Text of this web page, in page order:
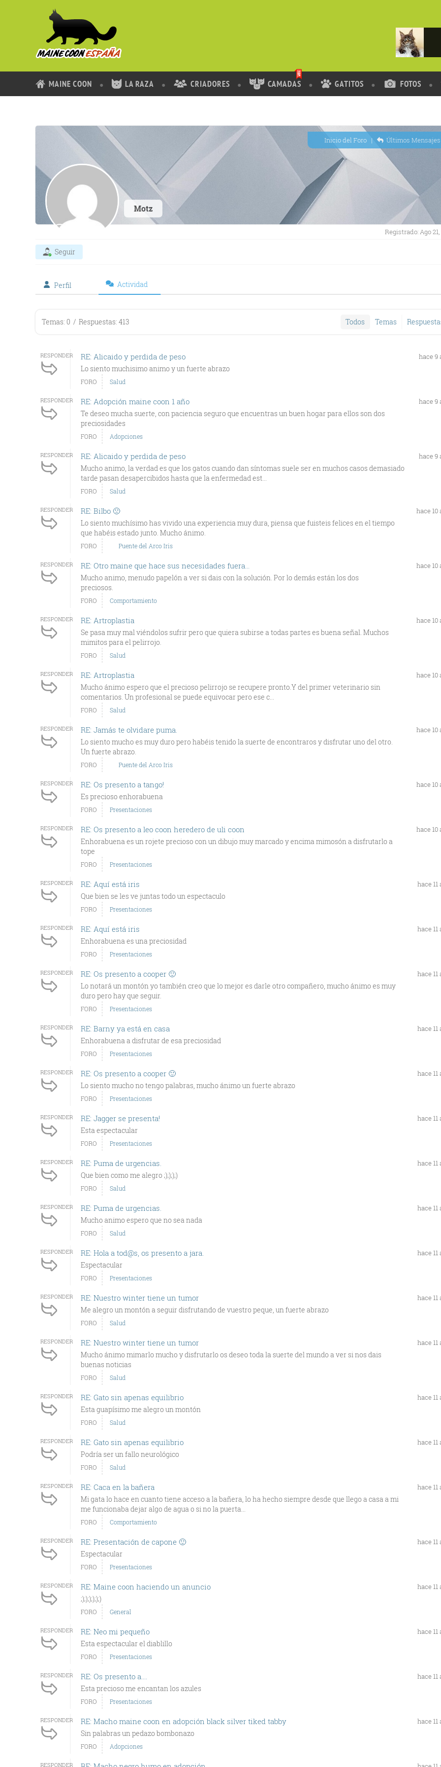
MAINE COON LA RAZA CRIADORES CAMADAS GATITOS FOTOS
Motz
Inicio del Foro| Últimos Mensajes
Registrado: Ago 21,
Seguir
Perfil Actividad
Temas: 0 / Respuestas: 413 Todos Temas
RESPONDER RE: Alicaido y perdida de peso
Lo siento muchisimo animo y un fuerte abrazo
hace 9
FORO Salud
RESPONDER RE: Adopción maine coon 1 año
Te deseo mucha suerte, con paciencia seguro que encuentras un buen hogar para ellos son dos
preciosidades
hace 9
FORO Adopciones
RESPONDER RE: Alicaido y perdida de peso
Mucho animo, la verdad es que los gatos cuando dan síntomas suele ser en muchos casos demasiado
tarde pasan desapercibidos hasta que la enfermedad est...
hace 9
FORO Salud
RESPONDER RE: Bilbo 🙁
Lo siento muchísimo has vivido una experiencia muy dura, piensa que fuisteis felices en el tiempo
que habéis estado junto. Mucho ánimo.
hace 10
FORO Puente del Arco Iris
RESPONDER RE: Otro maine que hace sus necesidades fuera...
Mucho animo, menudo papelón a ver si dais con la solución. Por lo demás están los dos
preciosos.
hace 10
FORO Comportamiento
RESPONDER RE: Artroplastia
Se pasa muy mal viéndolos sufrir pero que quiera subirse a todas partes es buena señal. Muchos
mimitos para el pelirrojo.
hace 10
FORO Salud
RESPONDER RE: Artroplastia
Mucho ánimo espero que el precioso pelirrojo se recupere pronto.Y del primer veterinario sin
comentarios. Un profesional se puede equivocar pero ese c...
hace 10
FORO Salud
RESPONDER RE: Jamás te olvidare puma.
Lo siento mucho es muy duro pero habéis tenido la suerte de encontraros y disfrutar uno del otro.
Un fuerte abrazo.
hace 10
FORO Puente del Arco Iris
RESPONDER RE: Os presento a tango!
Es precioso enhorabuena
hace 10
FORO Presentaciones
RESPONDER RE: Os presento a leo coon heredero de uli coon
Enhorabuena es un rojete precioso con un dibujo muy marcado y encima mimosón a disfrutarlo a
tope
hace 10
FORO Presentaciones
RESPONDER RE: Aquí está iris
Que bien se les ve juntas todo un espectaculo
hace 11
FORO Presentaciones
RESPONDER RE: Aquí está iris
Enhorabuena es una preciosidad
hace 11
FORO Presentaciones
RESPONDER RE: Os presento a cooper 🙂
Lo notará un montón yo también creo que lo mejor es darle otro compañero, mucho ánimo es muy
duro pero hay que seguir.
hace 11
FORO Presentaciones
RESPONDER RE: Barny ya está en casa
Enhorabuena a disfrutar de esa preciosidad
hace 11
FORO Presentaciones
RESPONDER RE: Os presento a cooper 🙂
Lo siento mucho no tengo palabras, mucho ánimo un fuerte abrazo
hace 11
FORO Presentaciones
RESPONDER RE: Jagger se presenta!
Esta espectacular
hace 11
FORO Presentaciones
RESPONDER RE: Puma de urgencias.
Que bien como me alegro ;);););)
hace 11
FORO Salud
RESPONDER RE: Puma de urgencias.
Mucho animo espero que no sea nada
hace 11
FORO Salud
RESPONDER RE: Hola a tod@s, os presento a jara.
Espectacular
hace 11
FORO Presentaciones
RESPONDER RE: Nuestro winter tiene un tumor
Me alegro un montón a seguir disfrutando de vuestro peque, un fuerte abrazo
hace 11
FORO Salud
RESPONDER RE: Nuestro winter tiene un tumor
Mucho ánimo mimarlo mucho y disfrutarlo os deseo toda la suerte del mundo a ver si nos dais
buenas noticias
hace 11
FORO Salud
RESPONDER RE: Gato sin apenas equilibrio
Esta guapísimo me alegro un montón
hace 11
FORO Salud
RESPONDER RE: Gato sin apenas equilibrio
Podría ser un fallo neurológico
hace 11
FORO Salud
RESPONDER RE: Caca en la bañera
Mi gata lo hace en cuanto tiene acceso a la bañera, lo ha hecho siempre desde que llego a casa a mi
me funcionaba dejar algo de agua o si no la puerta...
hace 11
FORO Comportamiento
RESPONDER RE: Presentación de capone 🙂
Espectacular
hace 11
FORO Presentaciones
RESPONDER RE: Maine coon haciendo un anuncio
;);););););)
hace 11
FORO General
RESPONDER RE: Neo mi pequeño
Esta espectacular el diablillo
hace 11
FORO Presentaciones
RESPONDER RE: Os presento a....
Esta precioso me encantan los azules
hace 11
FORO Presentaciones
RESPONDER RE: Macho maine coon en adopción black silver tiked tabby
Sin palabras un pedazo bombonazo
hace 11
FORO Adopciones
RESPONDER